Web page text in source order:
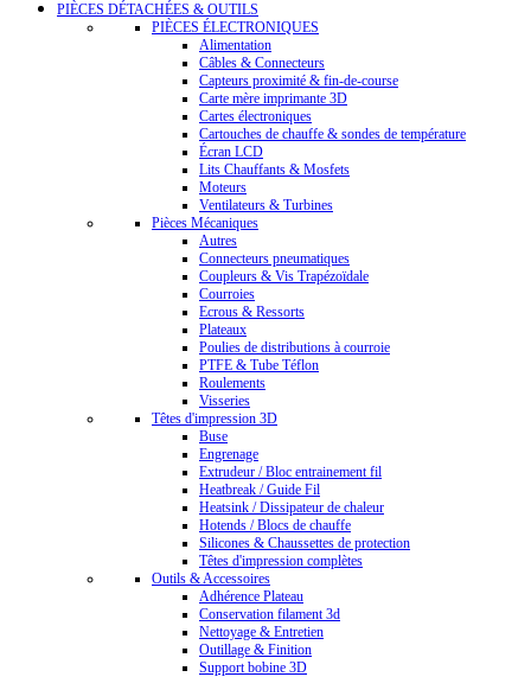
PIÈCES DÉTACHÉES & OUTILS
PIÈCES ÉLECTRONIQUES
Alimentation
Câbles & Connecteurs
Capteurs proximité & fin-de-course
Carte mère imprimante 3D
Cartes électroniques
Cartouches de chauffe & sondes de température
Écran LCD
Lits Chauffants & Mosfets
Moteurs
Ventilateurs & Turbines
Pièces Mécaniques
Autres
Connecteurs pneumatiques
Coupleurs & Vis Trapézoïdale
Courroies
Ecrous & Ressorts
Plateaux
Poulies de distributions à courroie
PTFE & Tube Téflon
Roulements
Visseries
Têtes d'impression 3D
Buse
Engrenage
Extrudeur / Bloc entrainement fil
Heatbreak / Guide Fil
Heatsink / Dissipateur de chaleur
Hotends / Blocs de chauffe
Silicones & Chaussettes de protection
Têtes d'impression complètes
Outils & Accessoires
Adhérence Plateau
Conservation filament 3d
Nettoyage & Entretien
Outillage & Finition
Support bobine 3D